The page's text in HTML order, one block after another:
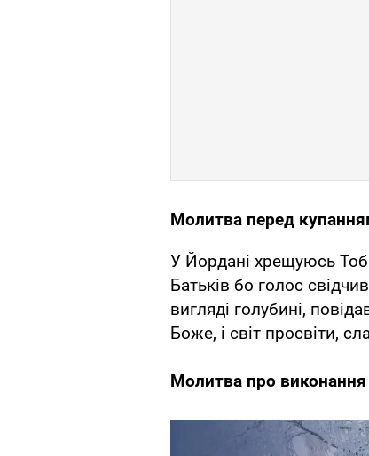
Молитва перед
У Йордані хрещуюсь
Батьків бо голос
вигляді голубині,
Боже, і світ просвіти,
Молитва про виконання